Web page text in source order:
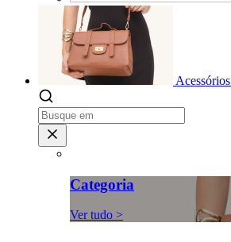
Acessórios
Categoria
Ver tudo >